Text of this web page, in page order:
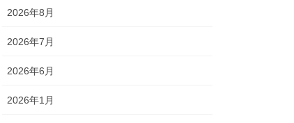
2026年8月
2026年7月
2026年6月
2026年1月